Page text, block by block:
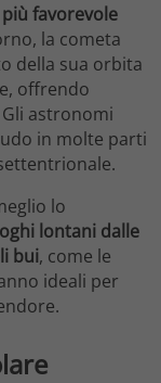
favorevole
la cometa
della sua orbita
offrendo
astronomi
in molte parti
lo
lontani dalle
bui, come le
ideali per